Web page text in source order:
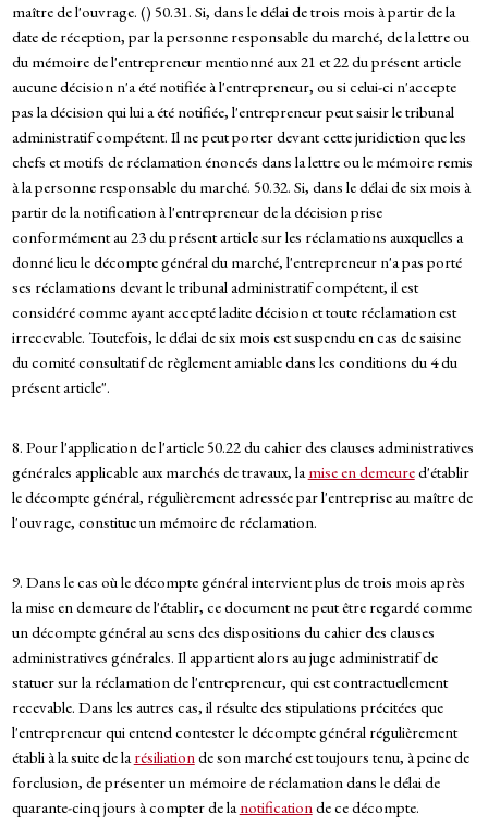
maître de l'ouvrage. () 50.31. Si, dans le délai de trois mois à partir de la
date de réception, par la personne responsable du marché, de la lettre ou
du mémoire de l'entrepreneur mentionné aux 21 et 22 du présent article
aucune décision n'a été notifiée à l'entrepreneur, ou si celui-ci n'accepte
pas la décision qui lui a été notifiée, l'entrepreneur peut saisir le tribunal
administratif compétent. Il ne peut porter devant cette juridiction que les
chefs et motifs de réclamation énoncés dans la lettre ou le mémoire remis
à la personne responsable du marché. 50.32. Si, dans le délai de six mois à
partir de la notification à l'entrepreneur de la décision prise
conformément au 23 du présent article sur les réclamations auxquelles a
donné lieu le décompte général du marché, l'entrepreneur n'a pas porté
ses réclamations devant le tribunal administratif compétent, il est
considéré comme ayant accepté ladite décision et toute réclamation est
irrecevable. Toutefois, le délai de six mois est suspendu en cas de saisine
du comité consultatif de règlement amiable dans les conditions du 4 du
présent article".
8. Pour l'application de l'article 50.22 du cahier des clauses administratives
générales applicable aux marchés de travaux, lamise en demeured'établir
le décompte général, régulièrement adressée par l'entreprise au maître de
l'ouvrage, constitue un mémoire de réclamation.
9. Dans le cas où le décompte général intervient plus de trois mois après
la mise en demeure de l'établir, ce document ne peut être regardé comme
un décompte général au sens des dispositions du cahier des clauses
administratives générales. Il appartient alors au juge administratif de
statuer sur la réclamation de l'entrepreneur, qui est contractuellement
recevable. Dans les autres cas, il résulte des stipulations précitées que
l'entrepreneur qui entend contester le décompte général régulièrement
établi à la suite de larésiliationde son marché est toujours tenu, à peine de
forclusion, de présenter un mémoire de réclamation dans le délai de
quarante-cinq jours à compter de lanotificationde ce décompte.